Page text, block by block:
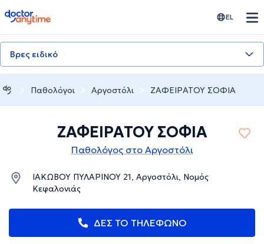
doctoranytime EL
Βρες ειδικό
Παθολόγοι Αργοστόλι ΖΑΦΕΙΡΑΤΟΥ ΣΟΦΙΑ
ΖΑΦΕΙΡΑΤΟΥ ΣΟΦΙΑ
Παθολόγος στο Αργοστόλι
ΙΑΚΩΒΟΥ ΠΥΛΑΡΙΝΟΥ 21, Αργοστόλι, Νομός
Κεφαλονιάς
ΔΕΣ ΤΟ ΤΗΛΕΦΩΝΟ